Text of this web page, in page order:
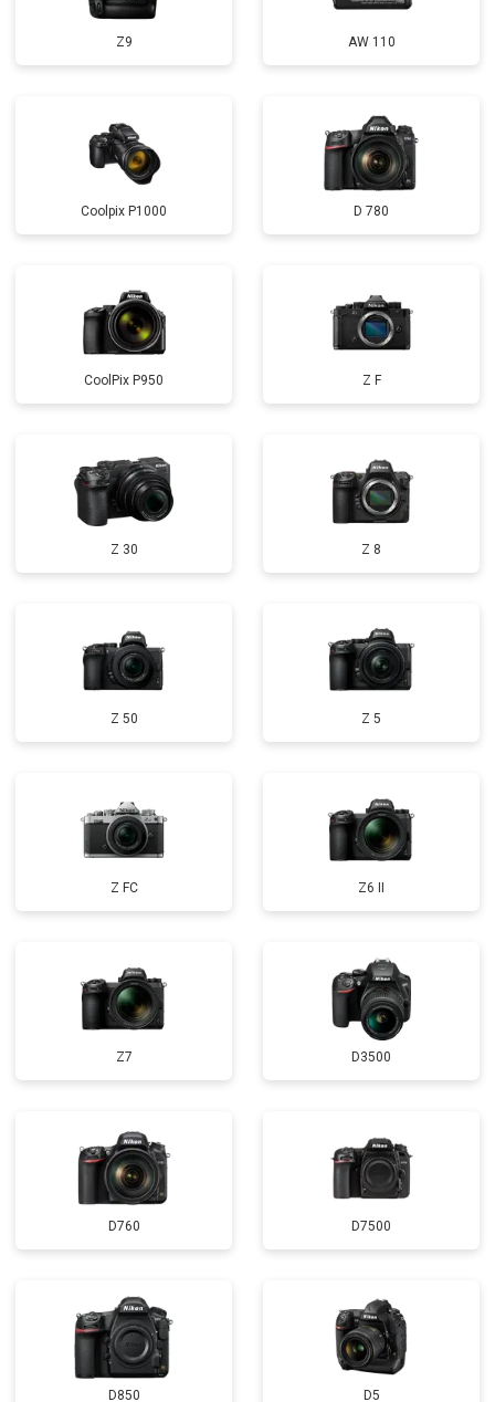
Z9 AW 110
Coolpix P1000 D 780
CoolPix P950 Z F
Z 30 Z 8
Z 50 Z 5
Z FC Z6 II
Z7 D3500
D760 D7500
D850 D5